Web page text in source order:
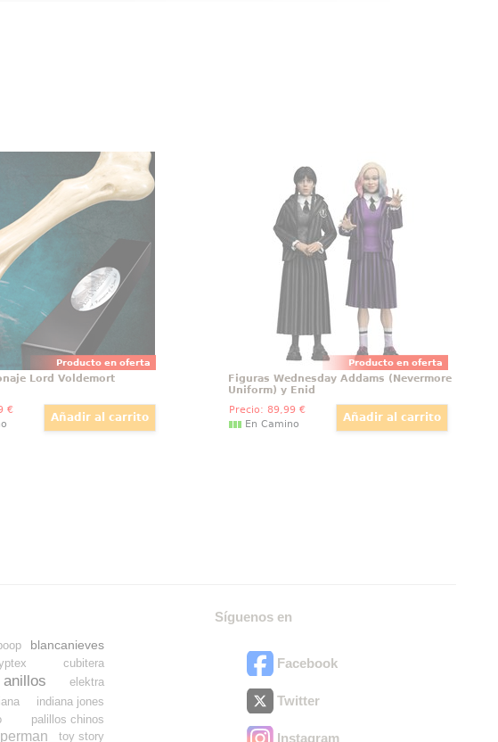
Producto en oferta
Lord Voldemort
la magia oscura con la
de la varita de Lord
de "Las Reliquias de la
Harry Potter! Esta
realista recreación te
en el universo mágico
como nunca antes.
Lord Voldemort
€
Producto en oferta
Figuras Wednesday Addams
(Nevermore Uniform) y Enid
La emoción por el misterio
alcanza su máximo con el pack de
figuras articuladas NECA de
Wednesday Addams y Enid
Sinclair: ambas miden 20 cm de
altura y lucen sus uniformes de
Nevermore Academy
Figuras Wednesday Addams (Nevermore
Uniform) y Enid
Precio: 89,99 €
En Camino
blancanieves
cubitera
elektra
indiana jones
palillos chinos
toy story
Síguenos en
Facebook
Twitter
Instagram